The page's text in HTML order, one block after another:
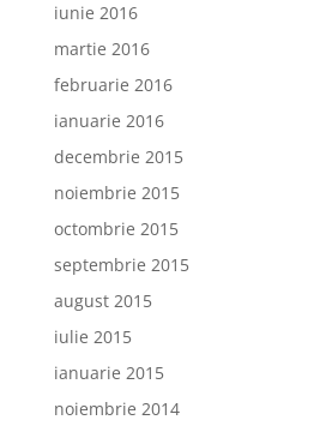
iunie 2016
martie 2016
februarie 2016
ianuarie 2016
decembrie 2015
noiembrie 2015
octombrie 2015
septembrie 2015
august 2015
iulie 2015
ianuarie 2015
noiembrie 2014